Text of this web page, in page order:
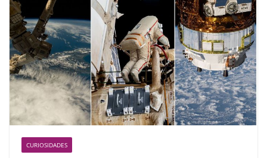
CURIOSIDADES